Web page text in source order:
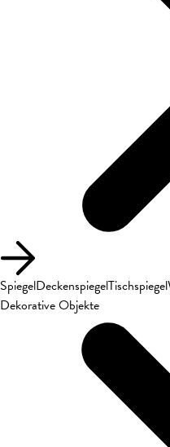
SpiegelDeckenspiegelTischspiegel
Dekorative Objekte